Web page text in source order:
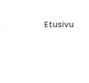
Etusivu